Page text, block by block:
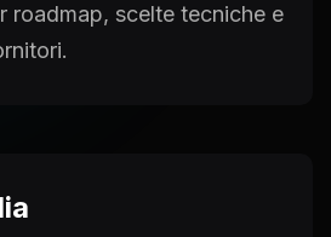
roadmap, scelte tecniche e